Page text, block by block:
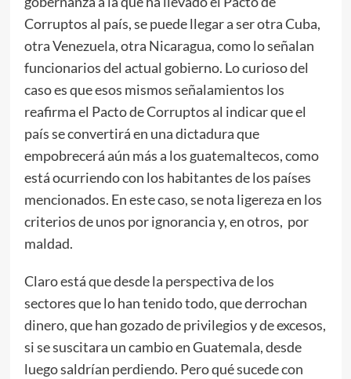
Corruptos al país, se puede llegar a ser otra Cuba,
otra Venezuela, otra Nicaragua, como lo señalan
funcionarios del actual gobierno. Lo curioso del
caso es que esos mismos señalamientos los
reafirma el Pacto de Corruptos al indicar que el
país se convertirá en una dictadura que
empobrecerá aún más a los guatemaltecos, como
está ocurriendo con los habitantes de los países
mencionados. En este caso, se nota ligereza en los
criterios de unos por ignorancia y, en otros, por
maldad.
Claro está que desde la perspectiva de los
sectores que lo han tenido todo, que derrochan
dinero, que han gozado de privilegios y de excesos,
si se suscitara un cambio en Guatemala, desde
luego saldrían perdiendo. Pero qué sucede con